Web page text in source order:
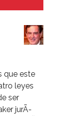
que este
leyes
ser
jurÃ­